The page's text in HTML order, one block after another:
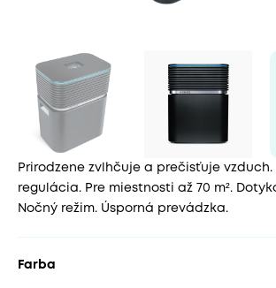
Prirodzene zvlhčuje a prečisťuje
regulácia. Pre miestnosti až 70 m².
Nočný režim. Úsporná prevádzka.
Farba